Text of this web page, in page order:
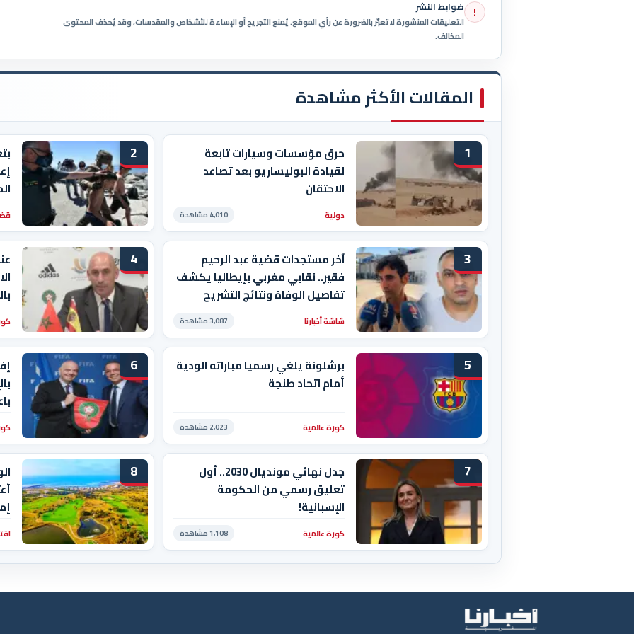
! ضوابط النشر
التعليقات المنشورة لا تعبّر بالضرورة عن رأي الموقع. يُمنع التجريح أو الإساءة للأشخاص والمقدسات، وقد يُحذف المحتوى
المخالف.
المقالات الأكثر مشاهدة
1
حرق مؤسسات وسيارات تابعة
لقيادة البوليساريو بعد تصاعد
الاحتقان
دولية 4,010 مشاهدة
2
3
آخر مستجدات قضية عبد الرحيم
فقير.. نقابي مغربي بإيطاليا يكشف
تفاصيل الوفاة ونتائج التشريح
شاشة أخبارنا 3,087 مشاهدة
4
5
برشلونة يلغي رسميا مباراته الودية
أمام اتحاد طنجة
كورة عالمية 2,023 مشاهدة
6
7
جدل نهائي مونديال 2030.. أول
تعليق رسمي من الحكومة
الإسبانية!
كورة عالمية 1,108 مشاهدة
8